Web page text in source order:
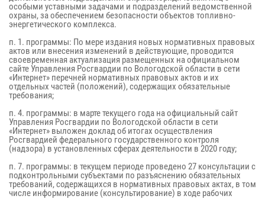
особыми уставными задачами и подразделений ведомственной
охраны, за обеспечением безопасности объектов топливно-
энергетического комплекса.
п. 1. программы: По мере издания новых нормативных правовых
актов или внесения изменений в действующие, проводится
своевременная актуализация размещенных на официальном
сайте Управления Росгвардии по Вологодской области в сети
«Интернет» перечней нормативных правовых актов и их
отдельных частей (положений), содержащих обязательные
требования;
п. 4. программы: в марте текущего года на официальный сайт
Управления Росгвардии по Вологодской области в сети
«Интернет» выложен доклад об итогах осуществления
Росгвардией федерального государственного контроля
(надзора) в установленных сферах деятельности в 2020 году;
п. 7. программы: в текущем периоде проведено 27 консультации с
подконтрольными субъектами по разъяснению обязательных
требований, содержащихся в нормативных правовых актах, в том
числе информирование (консультирование) в ходе рабочих